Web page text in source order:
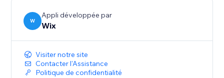
W
Appli développée par
Wix
Visiter notre site
Contacter l'Assistance
Politique de confidentialité